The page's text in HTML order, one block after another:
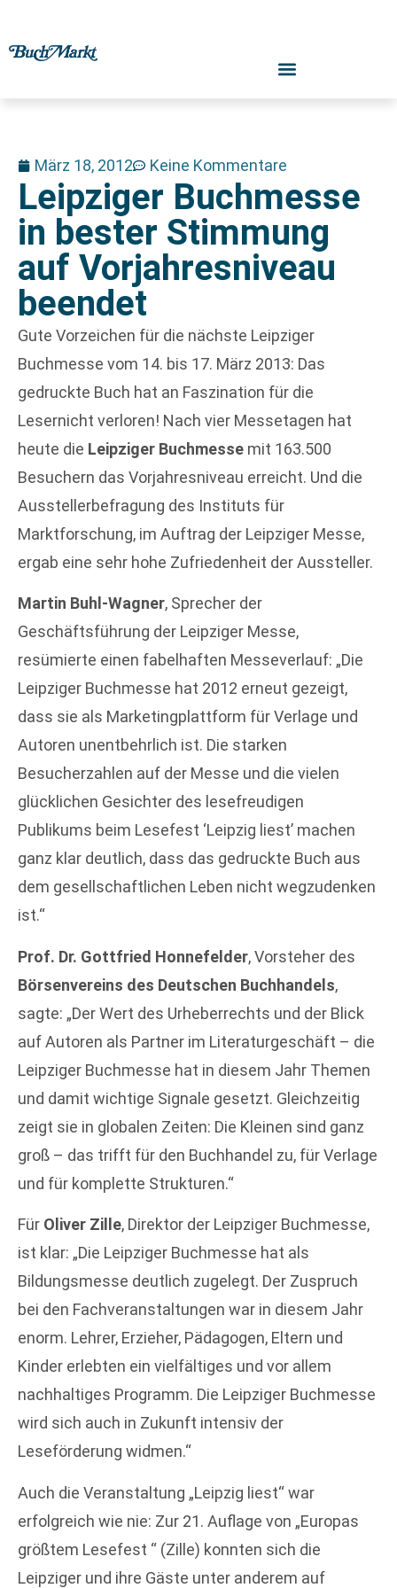
März 18, 2012 Keine Kommentare
Leipziger Buchmesse
in bester Stimmung
auf Vorjahresniveau
beendet
Gute Vorzeichen für die nächste Leipziger
Buchmesse vom 14. bis 17. März 2013: Das
gedruckte Buch hat an Faszination für die
Lesernicht verloren! Nach vier Messetagen hat
heute die Leipziger Buchmesse mit 163.500
Besuchern das Vorjahresniveau erreicht. Und die
Ausstellerbefragung des Instituts für
Marktforschung, im Auftrag der Leipziger Messe,
ergab eine sehr hohe Zufriedenheit der Aussteller.
Martin Buhl-Wagner, Sprecher der
Geschäftsführung der Leipziger Messe,
resümierte einen fabelhaften Messeverlauf: „Die
Leipziger Buchmesse hat 2012 erneut gezeigt,
dass sie als Marketingplattform für Verlage und
Autoren unentbehrlich ist. Die starken
Besucherzahlen auf der Messe und die vielen
glücklichen Gesichter des lesefreudigen
Publikums beim Lesefest ‘Leipzig liest’ machen
ganz klar deutlich, dass das gedruckte Buch aus
dem gesellschaftlichen Leben nicht wegzudenken
ist.“
Prof. Dr. Gottfried Honnefelder, Vorsteher des
Börsenvereins des Deutschen Buchhandels,
sagte: „Der Wert des Urheberrechts und der Blick
auf Autoren als Partner im Literaturgeschäft – die
Leipziger Buchmesse hat in diesem Jahr Themen
und damit wichtige Signale gesetzt. Gleichzeitig
zeigt sie in globalen Zeiten: Die Kleinen sind ganz
groß – das trifft für den Buchhandel zu, für Verlage
und für komplette Strukturen.“
Für Oliver Zille, Direktor der Leipziger Buchmesse,
ist klar: „Die Leipziger Buchmesse hat als
Bildungsmesse deutlich zugelegt. Der Zuspruch
bei den Fachveranstaltungen war in diesem Jahr
enorm. Lehrer, Erzieher, Pädagogen, Eltern und
Kinder erlebten ein vielfältiges und vor allem
nachhaltiges Programm. Die Leipziger Buchmesse
wird sich auch in Zukunft intensiv der
Leseförderung widmen.“
Auch die Veranstaltung „Leipzig liest“ war
erfolgreich wie nie: Zur 21. Auflage von „Europas
größtem Lesefest “ (Zille) konnten sich die
Leipziger und ihre Gäste unter anderem auf